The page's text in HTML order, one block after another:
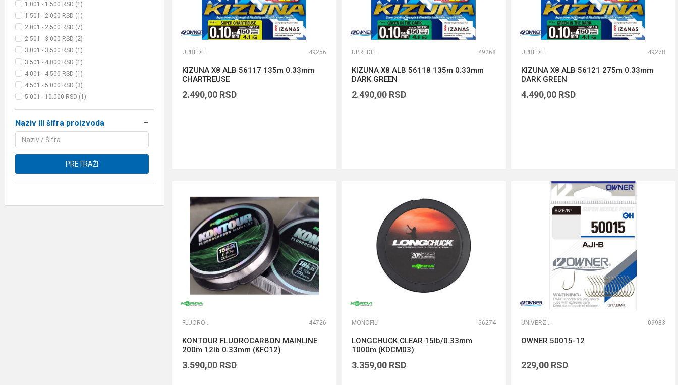
1.001 - 1.500 RSD (1)
1.501 - 2.000 RSD (1)
2.001 - 2.500 RSD (7)
2.501 - 3.000 RSD (2)
3.001 - 3.500 RSD (1)
3.501 - 4.000 RSD (1)
4.001 - 4.500 RSD (1)
4.501 - 5.000 RSD (3)
5.001 - 10.000 RSD (1)
Naziv ili šifra proizvoda
PRETRAŽI
UPREDENE STRUNE 49256
KIZUNA X8 ALB 56117 135m 0.33mm
CHARTREUSE
2.490,00 RSD
UPREDENE STRUNE 49268
KIZUNA X8 ALB 56118 135m 0.33mm
DARK GREEN
2.490,00 RSD
UPREDENE STRUNE 49278
KIZUNA X8 ALB 56121 275m 0.33mm
DARK GREEN
4.490,00 RSD
FLUOROKARBONI 44726
KONTOUR FLUOROCARBON MAINLINE
200m 12lb 0.33mm (KFC12)
3.590,00 RSD
MONOFILI 56274
LONGCHUCK CLEAR 15lb/0.33mm
1000m (KDCM03)
3.359,00 RSD
UNIVERZALNE UDICE 09983
OWNER 50015-12
229,00 RSD